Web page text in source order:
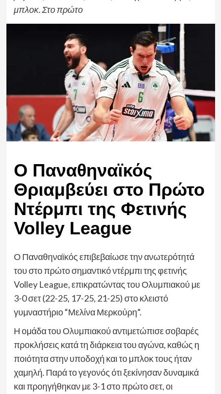
μπλοκ. Στο πρώτο
Ο Παναθηναϊκός
Θριαμβεύει στο Πρώτο
Ντέρμπι της Φετινής
Volley League
Ο Παναθηναϊκός επιβεβαίωσε την ανωτερότητά
του στο πρώτο σημαντικό ντέρμπι της φετινής
Volley League, επικρατώντας του Ολυμπιακού με
3-0 σετ (22-25, 17-25, 21-25) στο κλειστό
γυμναστήριο “Μελίνα Μερκούρη”.
Η ομάδα του Ολυμπιακού αντιμετώπισε σοβαρές
προκλήσεις κατά τη διάρκεια του αγώνα, καθώς η
ποιότητα στην υποδοχή και το μπλοκ τους ήταν
χαμηλή. Παρά το γεγονός ότι ξεκίνησαν δυναμικά
και προηγήθηκαν με 3-1 στο πρώτο σετ, οι